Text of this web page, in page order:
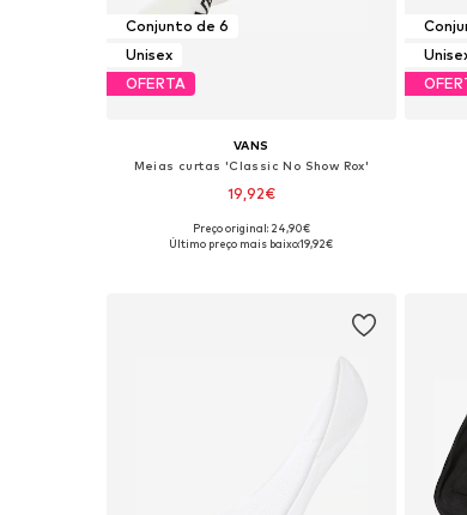
Conjunto de 6
Unisex
OFERTA
VANS
Meias curtas 'Classic No Show Rox'
19,92€
Tamanhos disponíveis: 38-42, 42-46
Preço original: 24,90€
Último preço mais baixo:19,92€